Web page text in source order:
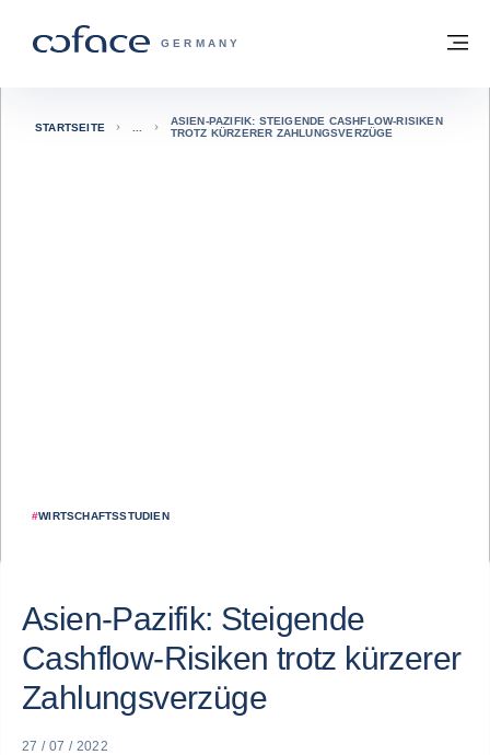
COFACE FOR TRADE - WEBSEITE DER
GERMANY
Zurück zur Startseite
#WIRTSCHAFTSSTUDIEN
STARTSEITE
ASIEN-PAZIFIK: STEIGENDE CASHFLOW-RISIKEN
TROTZ KÜRZERER ZAHLUNGSVERZÜGE
Asien-Pazifik: Steigende
Cashflow-Risiken trotz kürzerer
Zahlungsverzüge
27 / 07 / 2022